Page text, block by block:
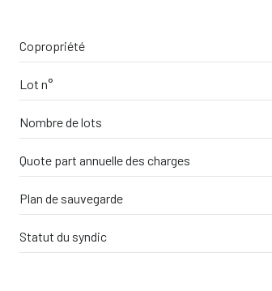
Copropriété
Lot n°
Nombre de lots
Quote part annuelle des charges
Plan de sauvegarde
Statut du syndic